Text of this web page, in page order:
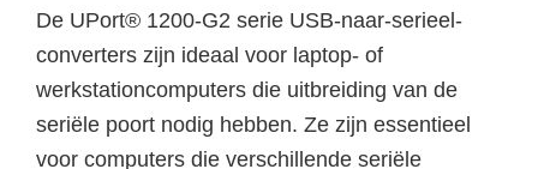
De UPort® 1200-G2 serie USB-naar-serieel-
converters zijn ideaal voor laptop- of
werkstationcomputers die uitbreiding van de
seriële poort nodig hebben. Ze zijn essentieel
voor computers die verschillende seriële